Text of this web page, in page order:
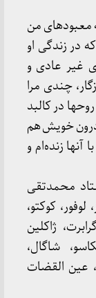
معبودهای من
در زندگی او
غیر عادی و
چندی مرا
در کالبد
درون خویش هم
زنده‌ام و
محمدتقی
کوکتو،
ژاکلین
شاگال،
عین القضات